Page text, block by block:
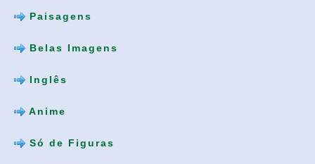
Paisagens
Belas Imagens
Inglês
Anime
Só de Figuras